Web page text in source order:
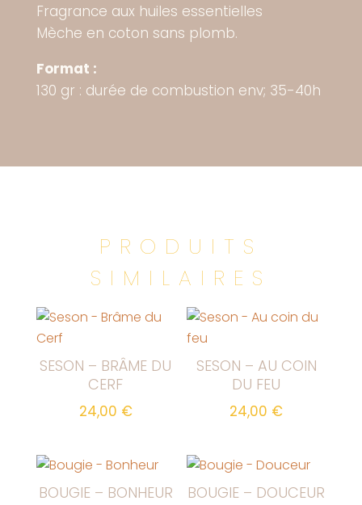
Fragrance aux huiles essentielles
Mèche en coton sans plomb.
Format :
130 gr : durée de combustion env; 35-40h
PRODUITS
SIMILAIRES
SESON – BRÂME DU
CERF
24,00 €
SESON – AU COIN
DU FEU
24,00 €
BOUGIE – BONHEUR BOUGIE – DOUCEUR